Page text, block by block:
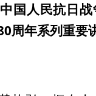
国人民抗日
周年系列重要